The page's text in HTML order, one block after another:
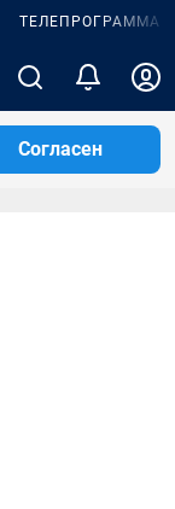
ТЕЛЕПРОГРАММА
Согласен